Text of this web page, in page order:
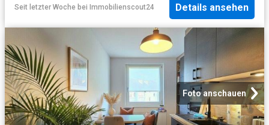
Seit letzter Woche bei Immobilienscout24 Details ansehen
Foto anschauen